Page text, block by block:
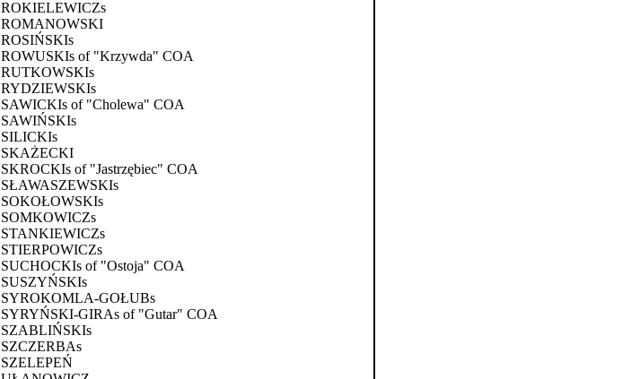
ROKIELEWICZs
ROMANOWSKI
ROSIŃSKIs
ROWUSKIs of "Krzywda" COA
RUTKOWSKIs
RYDZIEWSKIs
SAWICKIs of "Cholewa" COA
SAWIŃSKIs
SILICKIs
SKAŻECKI
SKROCKIs of "Jastrzębiec" COA
SŁAWASZEWSKIs
SOKOŁOWSKIs
SOMKOWICZs
STANKIEWICZs
STIERPOWICZs
SUCHOCKIs of "Ostoja" COA
SUSZYŃSKIs
SYROKOMLA-GOŁUBs
SYRYŃSKI-GIRAs of "Gutar" COA
SZABLIŃSKIs
SZCZERBAs
SZELEPEŃ